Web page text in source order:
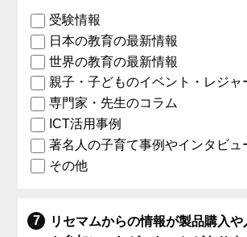
受験情報
日本の教育の最新情報
世界の教育の最新情報
親子・子どものイベント・レジャ
専門家・先生のコラム
ICT活用事例
著名人の子育て事例やインタビュ
その他
リセマムからの情報が製品購入